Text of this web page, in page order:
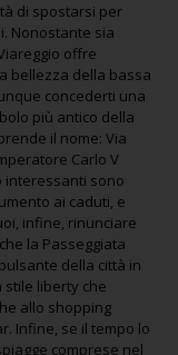
di spostarsi per
Nonostante sia
offre
bellezza della bassa
concederti una
più antico della
il nome: Via
Carlo V
interessanti sono
ai caduti, e
infine, rinunciare
la Passeggiata
della città in
liberty che
allo shopping
Infine, se il tempo lo
comprese nel